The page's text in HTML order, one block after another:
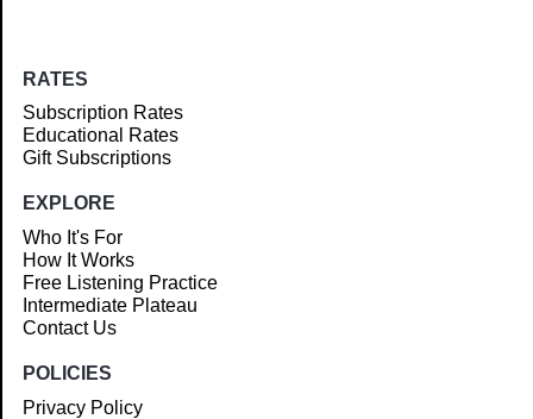
RATES
Subscription Rates
Educational Rates
Gift Subscriptions
EXPLORE
Who It's For
How It Works
Free Listening Practice
Intermediate Plateau
Contact Us
POLICIES
Privacy Policy